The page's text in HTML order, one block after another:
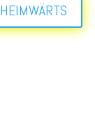
HEIMWÄRTS